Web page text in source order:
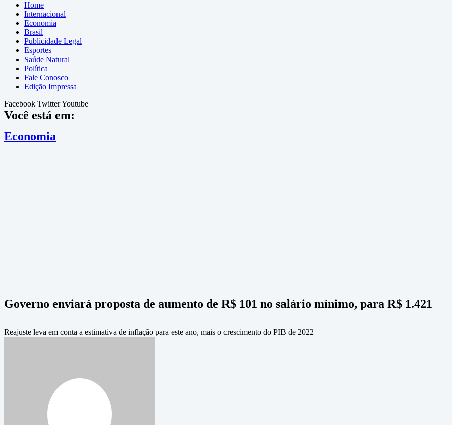
Home
Internacional
Economia
Brasil
Publicidade Legal
Esportes
Saúde Natural
Política
Fale Conosco
Edição Impressa
Facebook TwitterYoutube
Você está em:
Economia
Governo enviará proposta de aumento de R$ 101 no salário mínimo, para R$ 1.421
Reajuste leva em conta a estimativa de inflação para este ano, mais o crescimento do PIB de 2022